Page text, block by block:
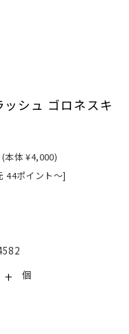
シュ ゴロネスキ
(本体 ¥4,000)
44ポイント～]
+
個